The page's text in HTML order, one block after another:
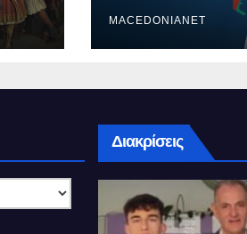
MACEDONIANET
Διακρίσεις